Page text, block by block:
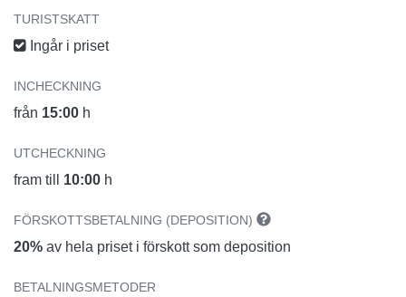
TURISTSKATT
Ingår i priset
INCHECKNING
från 15:00 h
UTCHECKNING
fram till 10:00 h
FÖRSKOTTSBETALNING (DEPOSITION)
20% av hela priset i förskott som deposition
BETALNINGSMETODER